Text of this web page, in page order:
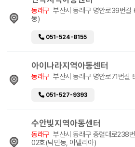
동래구 부산시 동래구 명안로39번
동)
051-524-8155
아이나라지역아동센터
동래구 부산시 동래구 명안로71번길
051-527-9393
수안빛지역아동센터
동래구 부산시 동래구 충렬대로238
02호(낙민동, 아델리아)